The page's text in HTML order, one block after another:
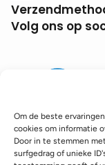
Om de beste
cookies om informatie
Door in te stemmen
surfgedrag of unieke
Volg ons op
BTW: